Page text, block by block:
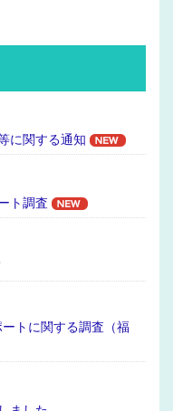
に関する通知
ト調査
ートに関する調査（福